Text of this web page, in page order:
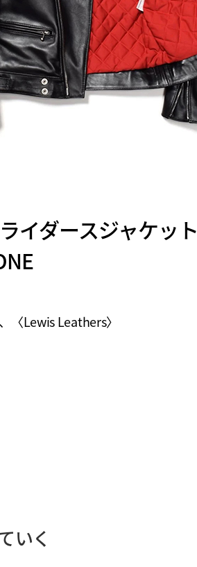
イダースジャケット
〈Lewis Leathers〉
いく